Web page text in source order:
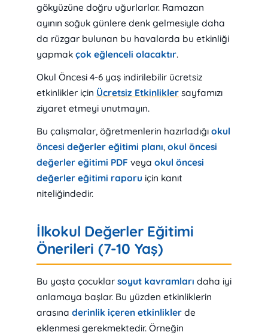
gökyüzüne doğru uğurlarlar. Ramazan
ayının soğuk günlere denk gelmesiyle daha
da rüzgar bulunan bu havalarda bu etkinliği
yapmak çok eğlenceli olacaktır.
Okul Öncesi 4-6 yaş indirilebilir ücretsiz
etkinlikler için Ücretsiz Etkinliklersayfamızı
ziyaret etmeyi unutmayın.
Bu çalışmalar, öğretmenlerin hazırladığı okul
öncesi değerler eğitimi planı, okul öncesi
değerler eğitimi PDF veya okul öncesi
değerler eğitimi raporu için kanıt
niteliğindedir.
İlkokul Değerler Eğitimi
Önerileri (7-10 Yaş)
Bu yaşta çocuklar soyut kavramları daha iyi
anlamaya başlar. Bu yüzden etkinliklerin
arasına derinlik içeren etkinliklerde
eklenmesi gerekmektedir. Örneğin